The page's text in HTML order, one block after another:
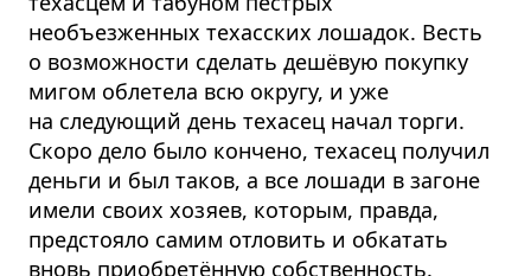
необъезженных техасских лошадок. Весть
о возможности сделать дешёвую покупку
мигом облетела всю округу, и уже
на следующий день техасец начал торги.
Скоро дело было кончено, техасец получил
деньги и был таков, а все лошади в загоне
имели своих хозяев, которым, правда,
предстояло самим отловить и обкатать
вновь приобретённую собственность.